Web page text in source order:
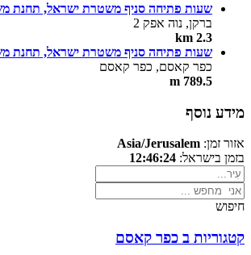
שעות פתיחה סניף משטרת ישראל, תחנת
ברקן, נוה אפק 2
2.3 km
שעות פתיחה סניף משטרת ישראל, תחנת
כפר קאסם, כפר קאסם
789.5 m
מידע נוסף
אזור זמן: Asia/Jerusalem
בזמן בישראל: 12:46:24
חיפוש
קטגוריות ב כפר קאסם